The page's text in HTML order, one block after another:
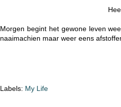
Morgen begint het gewone leven
naaimachien maar weer eens
Labels: My Life